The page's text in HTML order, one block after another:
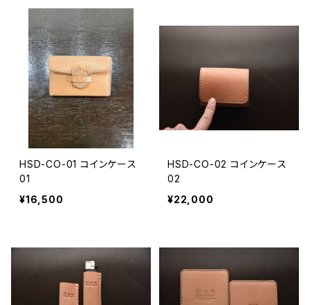
HSD-CO-01 コインケース
01
¥16,500
HSD-CO-02 コインケース
02
¥22,000